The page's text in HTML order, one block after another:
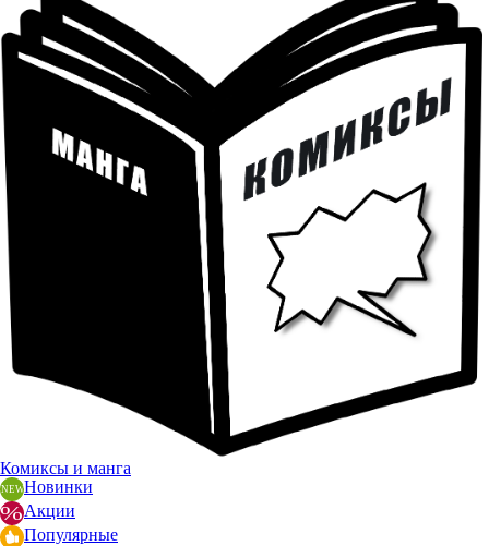
Комиксы и манга
Новинки
Акции
Популярные